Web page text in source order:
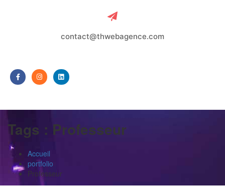
contact@thwebagence.com
Tags : Professeur
Accueil
portfolio
Professeur